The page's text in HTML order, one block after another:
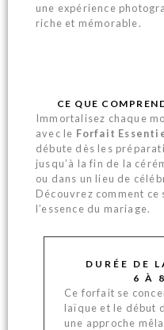
une expérience
riche et mémorable.
CE QUE
Immortalisez chaque
avec le Forfait
débute dès les
jusqu’à la fin de la
ou dans un lieu de
Découvrez comment
l’essence du mariage.
DURÉE DE
6 À
Ce forfait se
laïque et le début
une approche